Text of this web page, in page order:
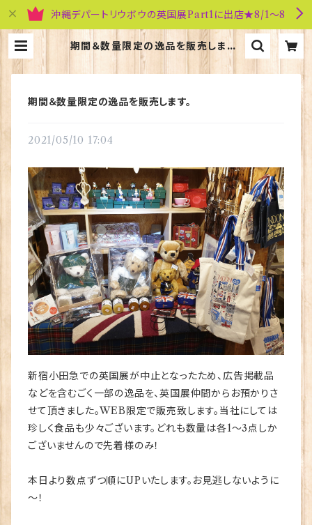
沖縄デパートリウボウの英国展Part1に出店★8/1～8
期間＆数量限定の逸品を販売します。
| 英国雑貨専門店ブリティッシュ・ライ
期間＆数量限定の逸品を販売します。
2021/05/10 17:04
新宿小田急での英国展が中止となったため、広告掲載品
などを含むごく一部の逸品を、英国展仲間からお預かりさ
せて頂きました。WEB限定で販売致します。当社にしては
珍しく食品も少々ございます。どれも数量は各1〜3点しか
ございませんので先着様のみ！
本日より数点ずつ順にUPいたします。お見逃しないように
～！